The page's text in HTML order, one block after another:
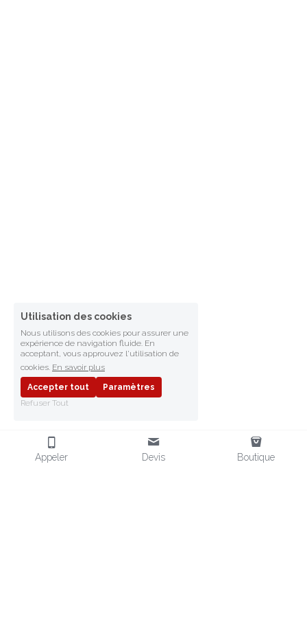
Appeler Devis Boutique
Utilisation des cookies
Nous utilisons des cookies pour assurer une
expérience de navigation fluide. En
acceptant, vous approuvez l'utilisation de
cookies. En savoir plus
Accepter tout
Paramètres
Refuser Tout